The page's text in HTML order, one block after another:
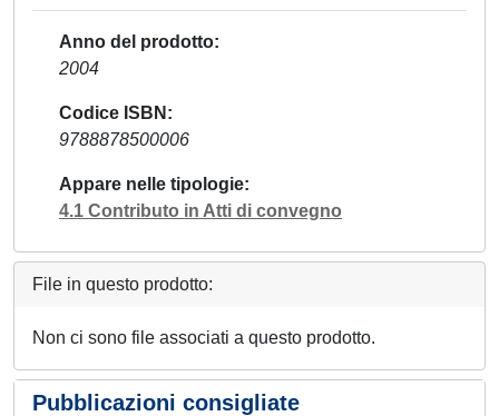
Anno del prodotto
2004
Codice ISBN
9788878500006
Appare nelle tipologie
4.1 Contributo in Atti di convegno
File in questo prodotto:
Non ci sono file associati a questo prodotto.
Pubblicazioni consigliate